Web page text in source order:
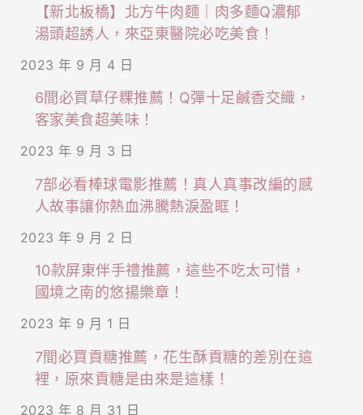
【新北板橋】北方牛肉麵｜肉多麵Q濃郁
湯頭超誘人，來亞東醫院必吃美食！
2023 年 9 月 4 日
6間必買草仔粿推薦！Q彈十足鹹香交織，
客家美食超美味！
2023 年 9 月 3 日
7部必看棒球電影推薦！真人真事改編的感
人故事讓你熱血沸騰熱淚盈眶！
2023 年 9 月 2 日
10款屏東伴手禮推薦，這些不吃太可惜，
國境之南的悠揚樂章！
2023 年 9 月 1 日
7間必買貢糖推薦，花生酥貢糖的差別在這
裡，原來貢糖是由來是這樣！
2023 年 8 月 31 日